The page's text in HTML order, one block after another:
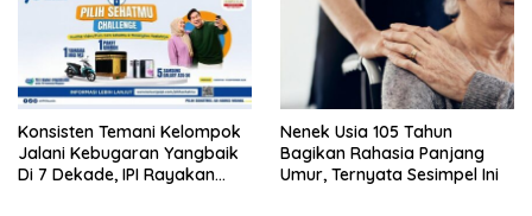
Konsisten Temani Kelompok
Jalani Kebugaran Yangbaik
Di 7 Dekade, IPI Rayakan
Nenek Usia 105 Tahun
Bagikan Rahasia Panjang
Umur, Ternyata Sesimpel Ini